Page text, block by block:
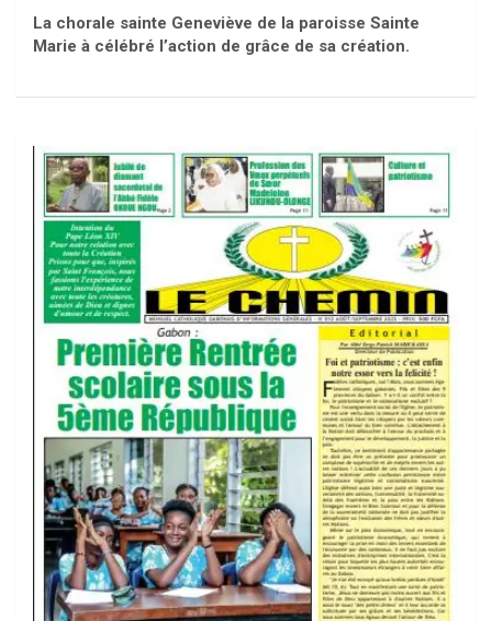
La chorale sainte Geneviève de la paroisse Sainte
Marie à célébré l’action de grâce de sa création.